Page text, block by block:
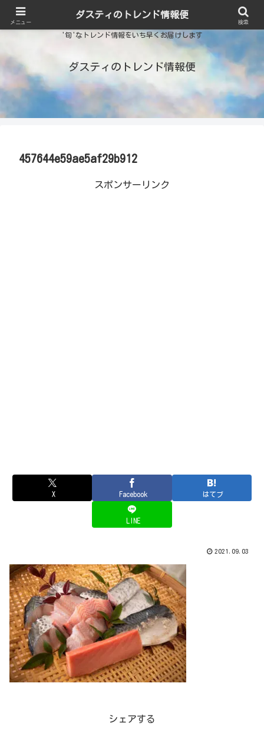
'旬'なトレンド情報をいち早くお届けします
ダスティのトレンド情報便
457644e59ae5af29b912
スポンサーリンク
X Facebook はてブ
LINE
2021.09.03
シェアする
メニュー
ダスティのトレンド情報便
検索